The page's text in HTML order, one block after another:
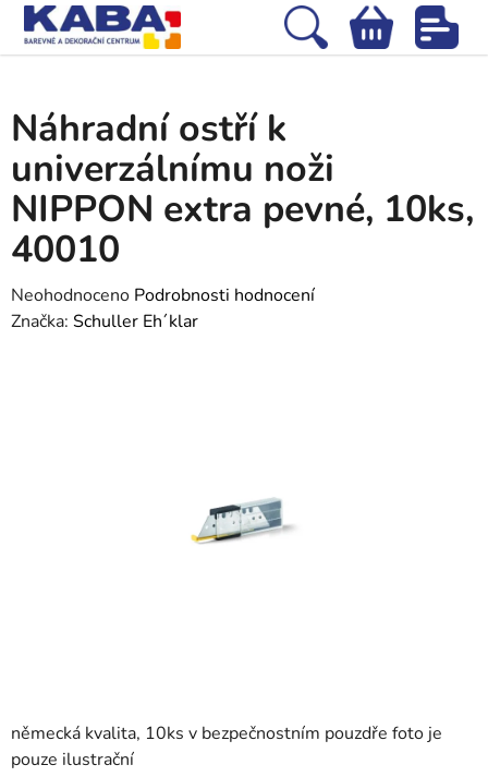
Přejít
obsah
Hledat
NÁKUPNÍ
německá kvalita, 10ks v bezpečnostním pouzdře foto je
pouze ilustrační
Náhradní ostří k
univerzálnímu noži
NIPPON extra pevné, 10ks,
40010
Průměrné
hodnocení
Neohodnoceno Podrobnosti hodnocení
Značka: Schuller Eh´klar